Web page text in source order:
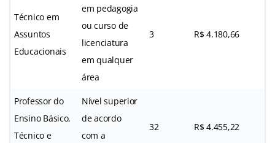
Técnico em
Assuntos
Educacionais
em pedagogia
ou curso de
licenciatura
em qualquer
área
3 R$ 4.180,66
Professor do
Ensino Básico,
Técnico e
Nível superior
de acordo
com a
32 R$ 4.455,22